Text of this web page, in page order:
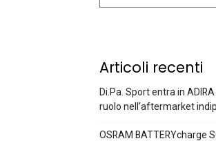
Articoli recenti
Di.Pa. Sport entra in
ruolo nell’aftermarket
OSRAM BATTERYcharge